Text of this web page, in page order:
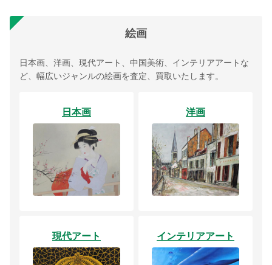
絵画
日本画、洋画、現代アート、中国美術、インテリアアートな
ど、幅広いジャンルの絵画を査定、買取いたします。
日本画 洋画
現代アート インテリアアート